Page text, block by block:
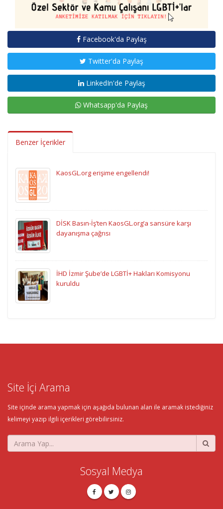
Facebook'da Paylaş
Twitter'da Paylaş
LinkedIn'de Paylaş
Whatsapp'da Paylaş
Benzer İçerikler
KaosGL.org erişime engellendi!
DİSK Basın-İş’ten KaosGL.org’a sansüre karşı
dayanışma çağrısı
İHD İzmir Şube’de LGBTİ+ Hakları Komisyonu
kuruldu
Site İçi Arama
Site içinde arama yapmak için aşağıda bulunan alan ile aramak istediğiniz
kelimeyi yazıp ilgili içerikleri görebilirsiniz.
Sosyal Medya